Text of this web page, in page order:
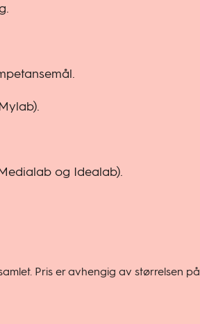
og Idealab).
Pris er avhengig av størrelsen på